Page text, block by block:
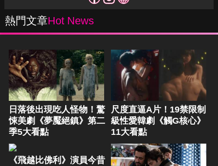
熱門文章Hot News
日落後出現吃人怪物！驚
悚美劇《夢魘絕鎮》第二
季5大看點
尺度直逼A片！19禁限制
級性愛韓劇《觸G核心》
11大看點
《飛越比佛利》演員今昔